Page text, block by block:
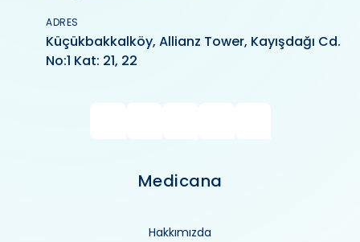
ADRES
Küçükbakkalköy, Allianz Tower, Kayışdağı Cd.
No:1 Kat: 21, 22
Medicana
Hakkımızda